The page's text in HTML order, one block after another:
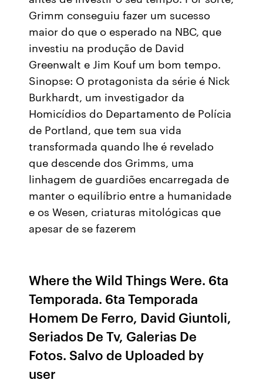
Grimm conseguiu fazer um sucesso
maior do que o esperado na NBC, que
investiu na produção de David
Greenwalt e Jim Kouf um bom tempo.
Sinopse: O protagonista da série é Nick
Burkhardt, um investigador da
Homicídios do Departamento de Polícia
de Portland, que tem sua vida
transformada quando lhe é revelado
que descende dos Grimms, uma
linhagem de guardiões encarregada de
manter o equilíbrio entre a humanidade
e os Wesen, criaturas mitológicas que
apesar de se fazerem
Where the Wild Things Were. 6ta
Temporada. 6ta Temporada
Homem De Ferro, David Giuntoli,
Seriados De Tv, Galerias De
Fotos. Salvo de Uploaded by
user